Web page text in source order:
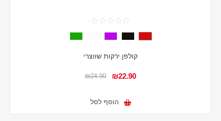
קולפן ירקות שווצרי
₪22.90
₪24.90
הוסף לסל